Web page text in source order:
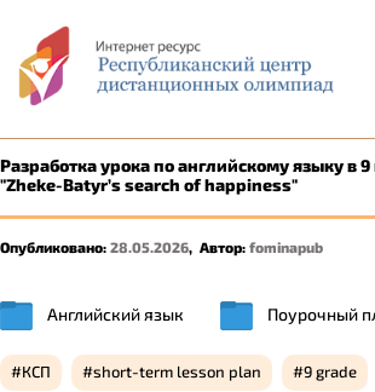
Разработка урока по английскому языку в 9
"Zheke-Batyr’s search of happiness"
Опубликовано: 28.05.2026, Автор: fominapub
Английский язык Поурочный
КСП short-term lesson plan 9 grade